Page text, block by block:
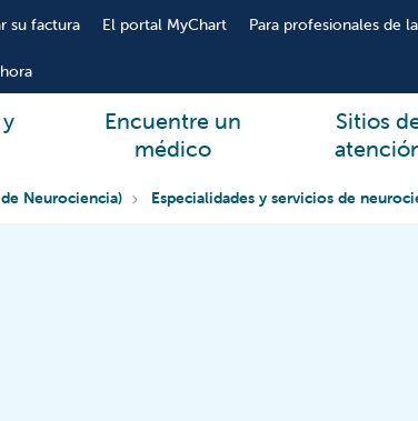
su factura El portal MyChart Para profesionales de
Encuentre un
médico
Sitios
Neurociencia) Especialidades y servicios de